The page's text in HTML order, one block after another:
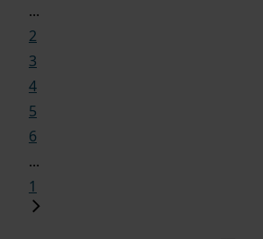
...
2
3
4
5
6
...
1